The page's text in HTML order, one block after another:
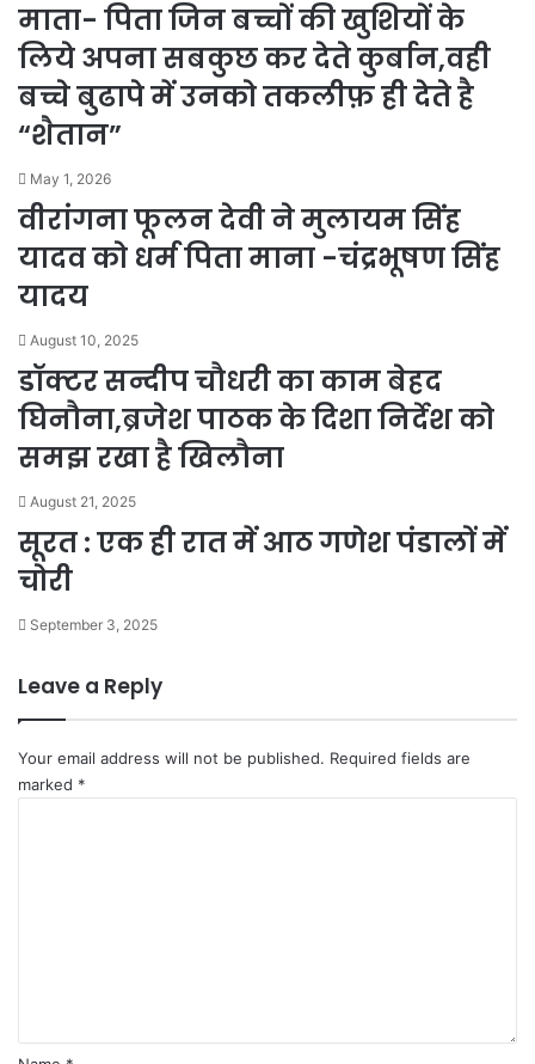
माता- पिता जिन बच्चों की खुशियों के
लिये अपना सबकुछ कर देते कुर्बान,वही
बच्चे बुढापे में उनको तकलीफ़ ही देते है
“शैतान”
May 1, 2026
वीरांगना फूलन देवी ने मुलायम सिंह
यादव को धर्म पिता माना -चंद्रभूषण सिंह
यादय
August 10, 2025
डॉक्टर सन्दीप चौधरी का काम बेहद
घिनौना,ब्रजेश पाठक के दिशा निर्देश को
समझ रखा है खिलौना
August 21, 2025
सूरत : एक ही रात में आठ गणेश पंडालों में
चोरी
September 3, 2025
Leave a Reply
Your email address will not be published. Required fields are
marked *